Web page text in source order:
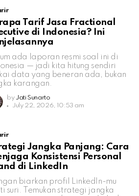
Tarif Jasa Fractional
di Indonesia? Ini
ada laporan resmi soal ini di
— jadi kita hitung sendiri
data yang beneran ada, bukan
karangan.
by Jati Sunarto
July 22, 2026, 10:53 am
Jangka Panjang: Cara
Konsistensi Personal
di LinkedIn
biarkan profil LinkedIn-mu
suri. Temukan strategi jangka